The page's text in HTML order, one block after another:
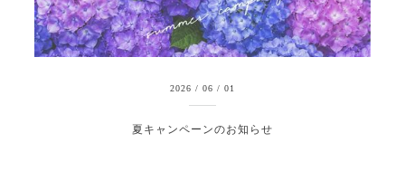
2026 / 06 / 01
夏キャンペーンのお知らせ